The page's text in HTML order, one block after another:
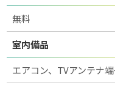
無料
室内備品
エアコン、TVアンテナ